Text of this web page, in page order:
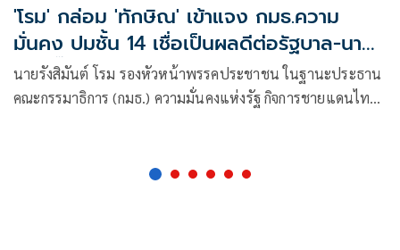
'โรม' กล่อม 'ทักษิณ' เข้าแจง กมธ.ความ
มั่นคง ปมชั้น 14 เชื่อเป็นผลดีต่อรัฐบาล-นา
ยกฯอิ๊งค์
นายรังสิมันต์ โรม รองหัวหน้าพรรคประชาชน ในฐานะประธาน
คณะกรรมาธิการ (กมธ.) ความมั่นคงแห่งรัฐ กิจการชายแดนไทย